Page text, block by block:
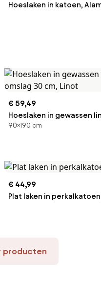
Hoeslaken in katoen,
€ 59,49
Hoeslaken in gewassen
30 cm, Linot
90×190 cm
€ 44,99
Plat laken in
producten